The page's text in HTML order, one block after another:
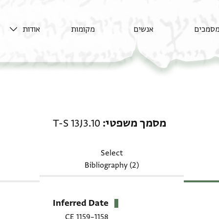
מסמכים אנשים מקומות אודות
מסמך משפטי T-S 13J3.10
Select
Bibliography (2)
Inferred Date